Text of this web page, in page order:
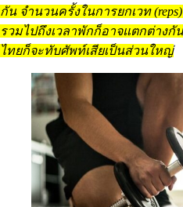
กัน จำนวนครั้งในการยกเวท
รวมไปถึงเวลาพักก็อาจแตกต่าง
ไทยก็จะทับศัพท์เสียเป็นส่วนใหญ่